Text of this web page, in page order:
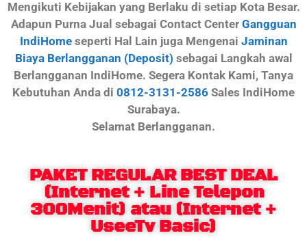
Mengikuti Kebijakan yang Berlaku di setiap Kota Besar.
Adapun Purna Jual sebagai Contact Center Gangguan
IndiHomeseperti Hal Lain juga Mengenai Jaminan
Biaya Berlangganan (Deposit) sebagai Langkah awal
Berlangganan IndiHome. Segera Kontak Kami, Tanya
Kebutuhan Anda di 0812-3131-2586 Sales IndiHome
Surabaya.
Selamat Berlangganan.
PAKET REGULAR BEST DEAL
(Internet + Line Telepon
300Menit) atau (Internet +
UseeTv Basic)